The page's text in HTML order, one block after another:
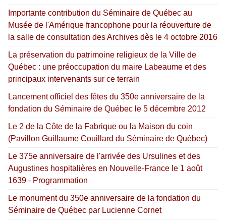
Importante contribution du Séminaire de Québec au
Musée de l'Amérique francophone pour la réouverture de
la salle de consultation des Archives dès le 4 octobre 2016
La préservation du patrimoine religieux de la Ville de
Québec : une préoccupation du maire Labeaume et des
principaux intervenants sur ce terrain
Lancement officiel des fêtes du 350e anniversaire de la
fondation du Séminaire de Québec le 5 décembre 2012
Le 2 de la Côte de la Fabrique ou la Maison du coin
(Pavillon Guillaume Couillard du Séminaire de Québec)
Le 375e anniversaire de l'arrivée des Ursulines et des
Augustines hospitalières en Nouvelle-France le 1 août
1639 - Programmation
Le monument du 350e anniversaire de la fondation du
Séminaire de Québec par Lucienne Cornet